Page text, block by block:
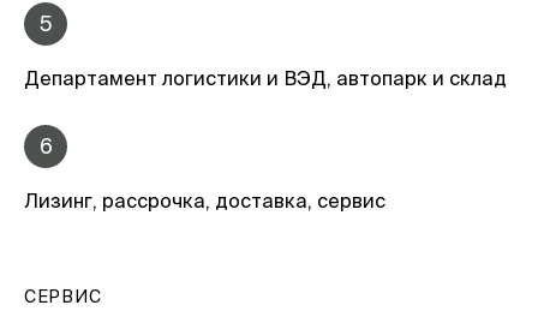
5
Департамент логистики и ВЭД, автопарк и склад
6
Лизинг, рассрочка, доставка, сервис
СЕРВИС